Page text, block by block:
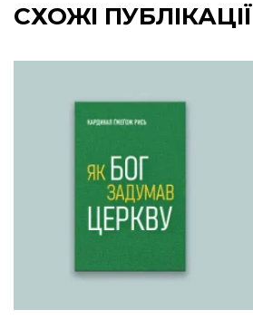
СХОЖІ ПУБЛІКАЦІЇ